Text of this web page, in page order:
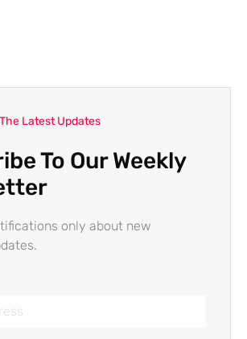
Latest Updates
To Our Weekly
only about new